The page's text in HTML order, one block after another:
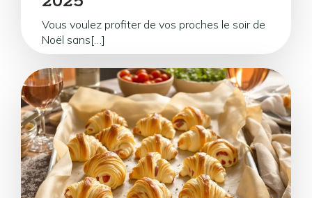
Vous voulez profiter de vos proches le soir de
Noël sans[…]